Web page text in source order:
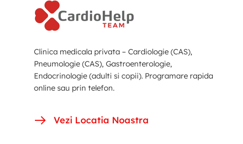
Clinica medicala privata – Cardiologie (CAS),
Pneumologie (CAS), Gastroenterologie,
Endocrinologie (adulti si copii). Programare rapida
online sau prin telefon.
Vezi Locatia Noastra